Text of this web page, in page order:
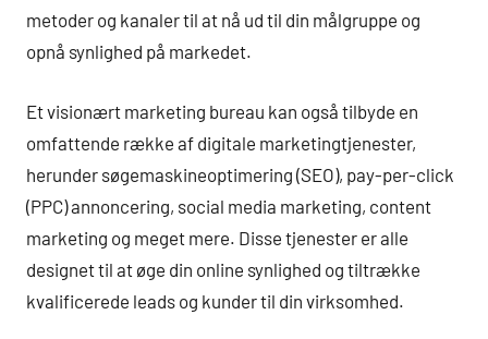
metoder og kanaler til at nå ud til din målgruppe og
opnå synlighed på markedet.
Et visionært marketing bureau kan også tilbyde en
omfattende række af digitale marketingtjenester,
herunder søgemaskineoptimering (SEO), pay-per-click
(PPC) annoncering, social media marketing, content
marketing og meget mere. Disse tjenester er alle
designet til at øge din online synlighed og tiltrække
kvalificerede leads og kunder til din virksomhed.